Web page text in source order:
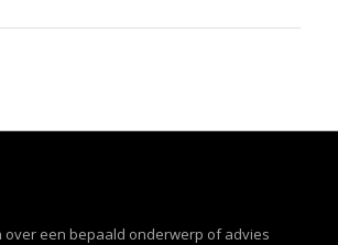
over een bepaald onderwerp of advies